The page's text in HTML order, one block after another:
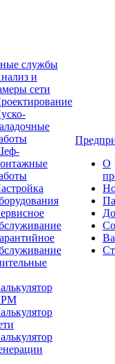
службы
и
сети
О